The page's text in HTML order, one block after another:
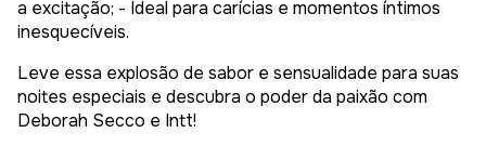
a excitação; - Ideal para carícias e momentos íntimos
inesquecíveis.
Leve essa explosão de sabor e sensualidade para suas
noites especiais e descubra o poder da paixão com
Deborah Secco e Intt!